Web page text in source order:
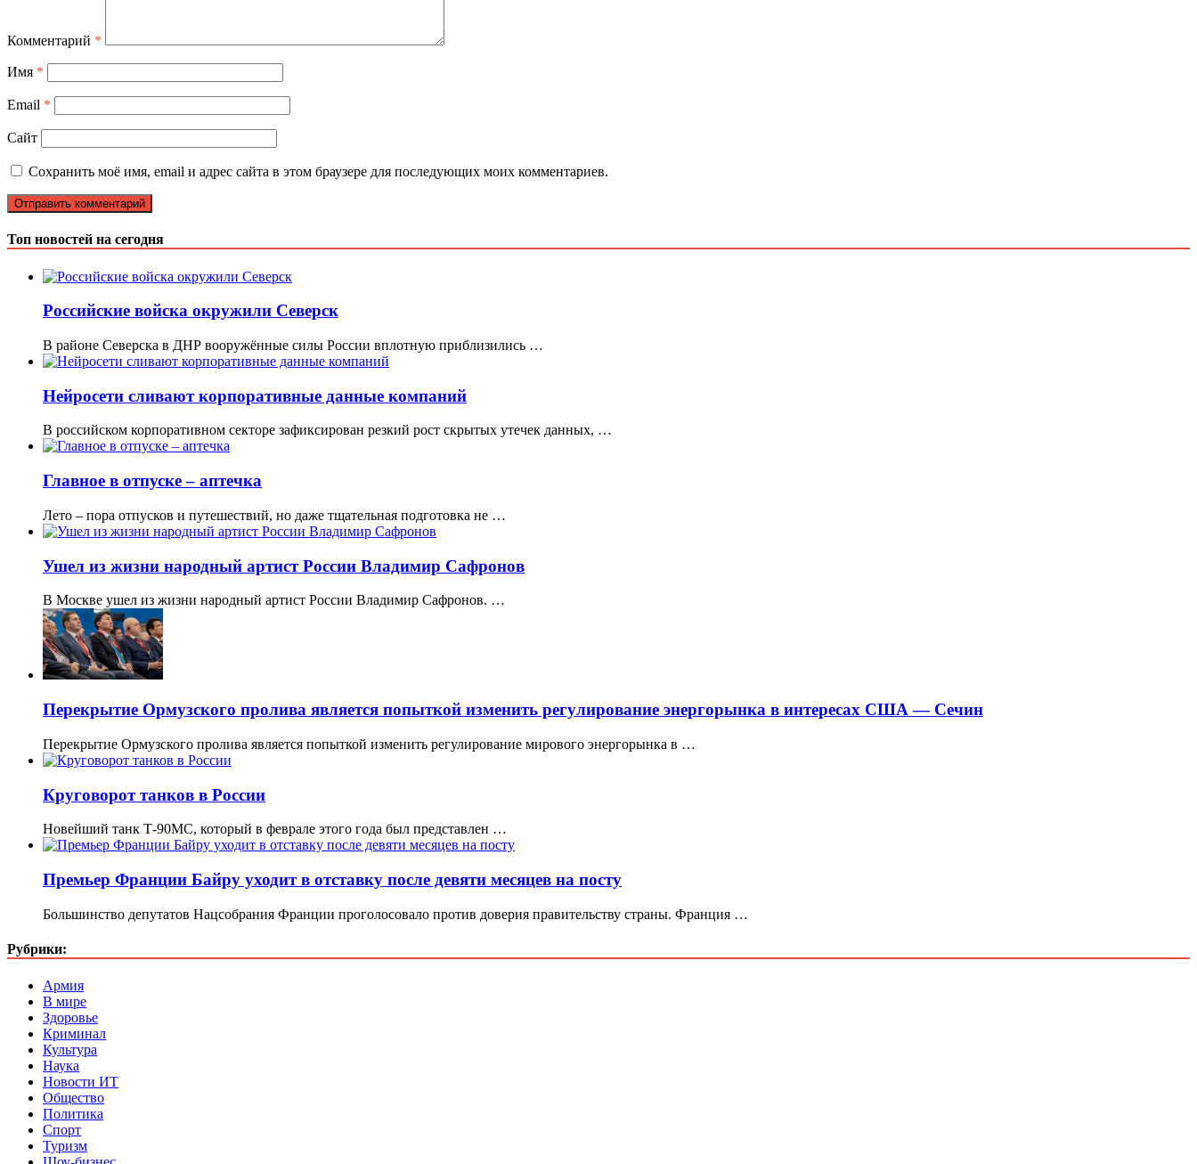
Комментарий *
Имя *
Email *
Сайт
Сохранить моё имя, email и адрес сайта в этом браузере для последующих моих комментариев.
Топ новостей на сегодня
Российские войска окружили Северск
В районе Северска в ДНР вооружённые силы России вплотную приблизились …
Нейросети сливают корпоративные данные компаний
В российском корпоративном секторе зафиксирован резкий рост скрытых утечек данных, …
Главное в отпуске – аптечка
Лето – пора отпусков и путешествий, но даже тщательная подготовка не …
Ушел из жизни народный артист России Владимир Сафронов
В Москве ушел из жизни народный артист России Владимир Сафронов. …
Перекрытие Ормузского пролива является попыткой изменить регулирование энергорынка в интересах США — Сечин
Перекрытие Ормузского пролива является попыткой изменить регулирование мирового энергорынка в …
Круговорот танков в России
Новейший танк Т-90МС, который в феврале этого года был представлен …
Премьер Франции Байру уходит в отставку после девяти месяцев на посту
Большинство депутатов Нацсобрания Франции проголосовало против доверия правительству страны. Франция …
Рубрики:
Армия
В мире
Здоровье
Криминал
Культура
Наука
Новости ИТ
Общество
Политика
Спорт
Туризм